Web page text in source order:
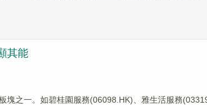
其能
之一。如碧桂園服務(06098.HK)、雅生活服務